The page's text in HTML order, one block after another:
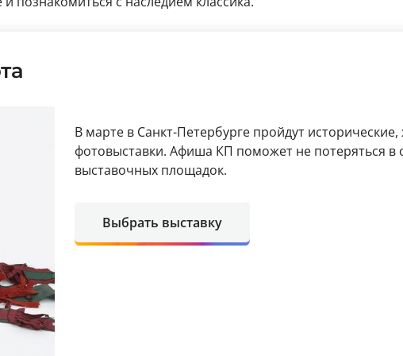
В марте в Санкт-Петербурге пройдут
фотовыставки. Афиша КП поможет не потеряться
выставочных площадок.
Выбрать выставку